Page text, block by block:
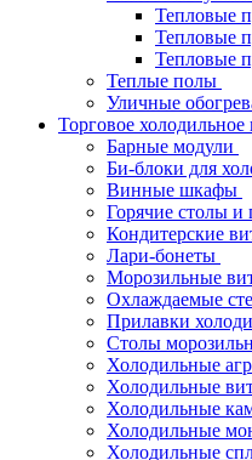
Тепловые
Тепловые
Тепловые
Теплые полы
Уличные
Торговое
Барные модули
Би-блоки для
Винные шкафы
Горячие столы и
Кондитерские
Лари-бонеты
Морозильные
Охлаждаемые
Прилавки
Столы
Холодильные
Холодильные
Холодильные
Холодильные
Холодильные